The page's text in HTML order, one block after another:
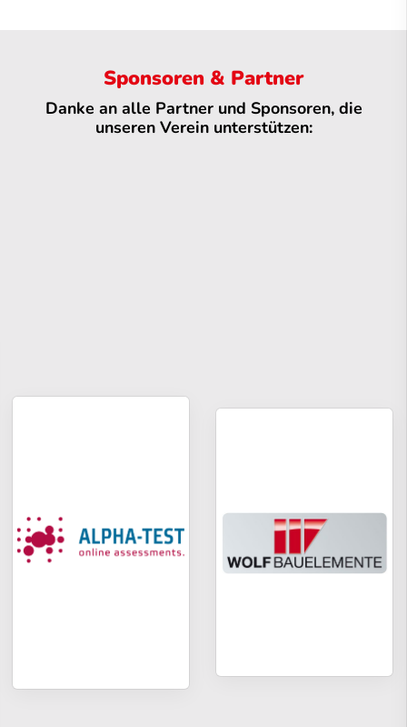
Sponsoren & Partner
Danke an alle Partner und Sponsoren, die
unseren Verein unterstützen: